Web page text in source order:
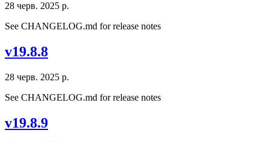
28 черв. 2025 р.
See CHANGELOG.md for release notes
v19.8.8
28 черв. 2025 р.
See CHANGELOG.md for release notes
v19.8.9